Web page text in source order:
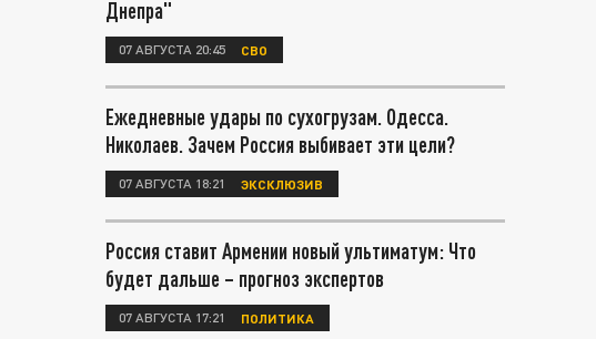
Днепра"
07 АВГУСТА 20:45 СВО
Ежедневные удары по сухогрузам. Одесса.
Николаев. Зачем Россия выбивает эти цели?
07 АВГУСТА 18:21 ЭКСКЛЮЗИВ
Россия ставит Армении новый ультиматум: Что
будет дальше – прогноз экспертов
07 АВГУСТА 17:21 ПОЛИТИКА